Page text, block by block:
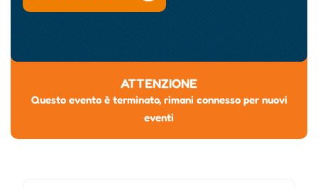
ATTENZIONE
Questo evento è terminato, rimani connesso per nuovi
eventi